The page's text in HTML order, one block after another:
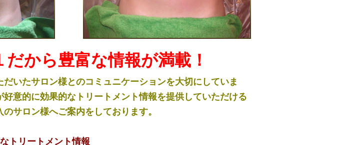
だから豊富な情報が満載！
いたサロン様とのコミュニケーションを大切にしていま
意的に効果的なトリートメント情報を提供していただける
サロン様へご案内をしております。
トリートメント情報